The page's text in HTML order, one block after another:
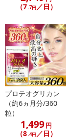
【海藻】
ミネラルを含むこ
「アルギン酸」と
方々に摂り入れて
健康も美容もダイ
に酵素を摂り入れ
▼あなたは必要と
・栄養素を摂り入
習慣が気になる方
口にいれるものだ
（7.7円／日）
プロテオグリカン
（約6ヵ月分/360
粒）
1,499円
（8.4円／日）